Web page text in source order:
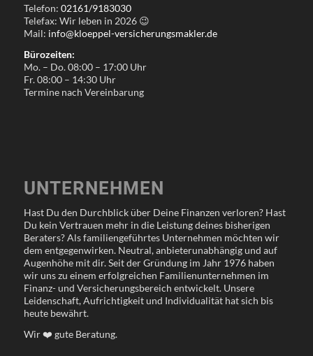
Telefon: 02161/9183030
Telefax: Wir leben in 2026 😉
Mail: info@kloeppel-versicherungsmakler.de
Bürozeiten:
Mo. – Do. 08:00 – 17:00 Uhr
Fr. 08:00 – 14:30 Uhr
Termine nach Vereinbarung
UNTERNEHMEN
Hast Du den Durchblick über Deine Finanzen verloren? Hast
Du kein Vertrauen mehr in die Leistung deines bisherigen
Beraters? Als familiengeführtes Unternehmen möchten wir
dem entgegenwirken. Neutral, anbieterunabhängig und auf
Augenhöhe mit dir. Seit der Gründung im Jahr 1976 haben
wir uns zu einem erfolgreichen Familienunternehmen im
Finanz- und Versicherungsbereich entwickelt. Unsere
Leidenschaft, Aufrichtigkeit und Individualität hat sich bis
heute bewährt.
Wir❤️ gute Beratung.